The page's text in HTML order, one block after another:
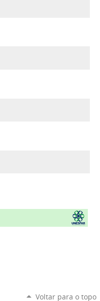
Voltar para o topo